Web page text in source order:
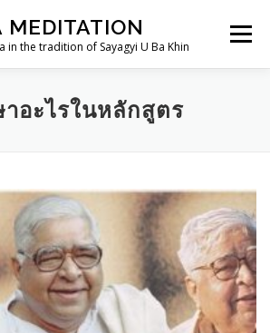
in the tradition of Sayagyi U Ba Khin
Menu
วิปัสสนากรรมฐาน
ถานที่
TH
อะไรในหลักสูตร